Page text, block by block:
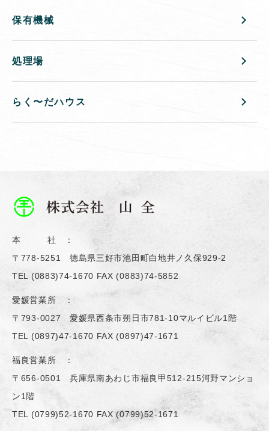
保有機械
処理場
らく〜だハウス
本 社 ：
〒778-5251 德島県三好市池田町白地井ノ久保929-2
TEL (0883)74-1670 FAX (0883)74-5852
愛媛営業所 ：
〒793-0027 愛媛県西条市朔日市781-10マルイビル1階
TEL (0897)47-1670 FAX (0897)47-1671
福良営業所 ：
〒656-0501 兵庫県南あわじ市福良甲512-215河野マンショ
ン1階
TEL (0799)52-1670 FAX (0799)52-1671